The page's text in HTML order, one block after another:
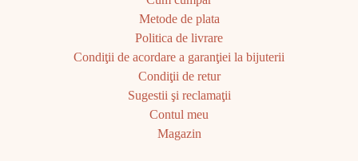
Metode de plata
Politica de livrare
Condiţii de acordare a garanţiei la bijuterii
Condiţii de retur
Sugestii şi reclamaţii
Contul meu
Magazin